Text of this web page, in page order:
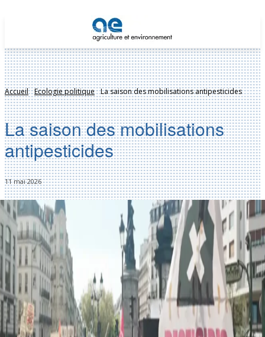
Accueil Ecologie politique La saison des mobilisations antipesticides
La saison des mobilisations
antipesticides
11 mai 2026